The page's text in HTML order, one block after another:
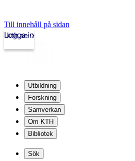
Till innehåll på sidan
kth.se
Logga in
Utbildning
Forskning
Samverkan
Om KTH
Bibliotek
Sök